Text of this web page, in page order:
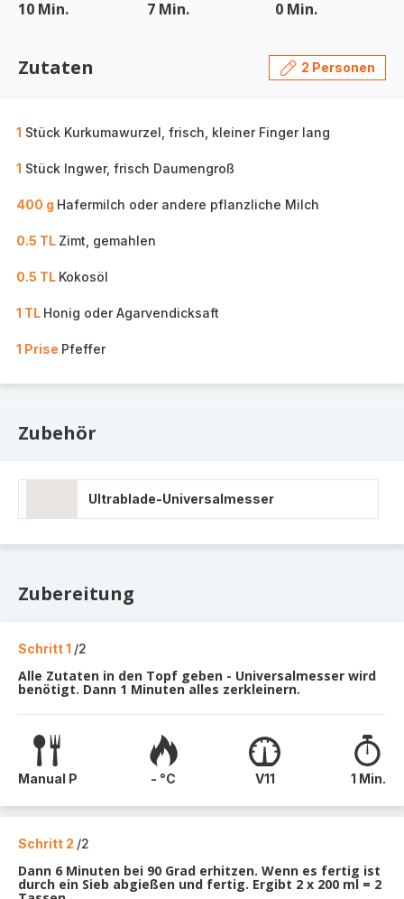
10 Min. 7 Min. 0 Min.
Zutaten 2 Personen
1 Stück Kurkumawurzel, frisch, kleiner Finger lang
1 Stück Ingwer, frisch Daumengroß
400 g Hafermilch oder andere pflanzliche Milch
0.5 TL Zimt, gemahlen
0.5 TL Kokosöl
1 TL Honig oder Agarvendicksaft
1 Prise Pfeffer
Zubehör
Ultrablade-Universalmesser
Zubereitung
Schritt 1 /2
Alle Zutaten in den Topf geben - Universalmesser wird
benötigt. Dann 1 Minuten alles zerkleinern.
Manual P - °C V11 1 Min.
Schritt 2 /2
Dann 6 Minuten bei 90 Grad erhitzen. Wenn es fertig ist
durch ein Sieb abgießen und fertig. Ergibt 2 x 200 ml = 2